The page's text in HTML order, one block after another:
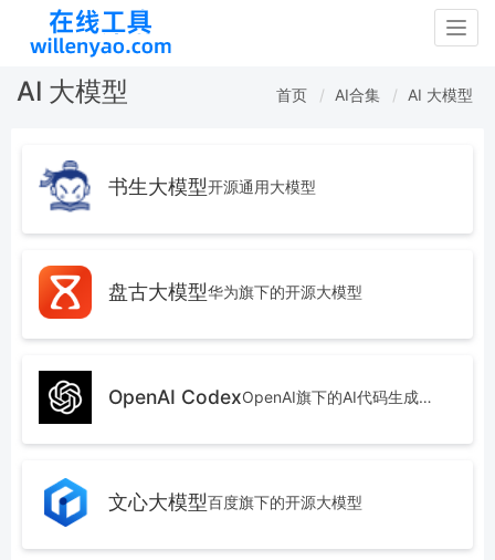
AI 大模型 首页 AI合集 AI 大模型
书生大模型开源通用大模型
盘古大模型华为旗下的开源大模型
OpenAI Codex OpenAI旗下的AI代码生成大模型
文心大模型百度旗下的开源大模型